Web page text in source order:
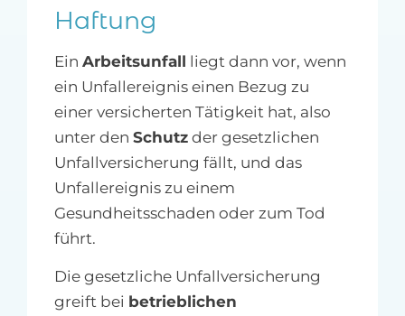
Haftung
Ein Arbeitsunfall liegt dann vor, wenn
ein Unfallereignis einen Bezug zu
einer versicherten Tätigkeit hat, also
unter den Schutzder gesetzlichen
Unfallversicherung fällt, und das
Unfallereignis zu einem
Gesundheitsschaden oder zum Tod
führt.
Die gesetzliche Unfallversicherung
greift bei betrieblichen